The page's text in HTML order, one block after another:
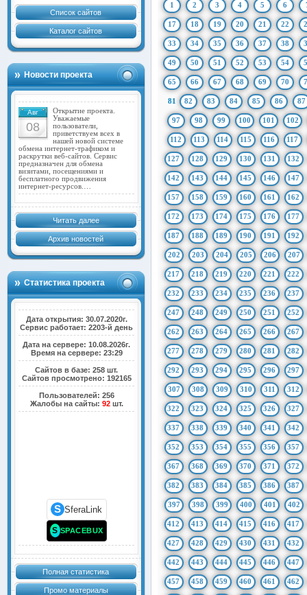
Список сайтов
Каталог сайтов
Новости проекта
Авг
08
Открытие проекта.
Уважаемые
пользователи,
приветствуем всех в
нашей новой системе
обмена интернет-трафиком и
раскрутки веб-сайтов. Сервис
предназначен для обмена
визитами, посещениями и
бесплатного продвижения
интернет-ресурсов.…
Читать далее
Архив новостей
Статистика проекта
Дата открытия: 30.07.2020г.
Сервис работает: 2203-й день
Дата на сервере: 10.08.2026г.
Время на сервере: 23:29
Сайтов в базе: 258 шт.
Сайтов просмотрено: 192165
Пользователей: 256
Жалобы на сайты: 92шт.
S SferaLink
S SPACEBUX
Полная статистика
Промо материалы
1 2 3 4 5 6
17 18 19 20 21 22
33 34 35 36 37 38
49 50 51 52 53 54
65 66 67 68 69 70
81 82 83 84 85 86 87
97 98 99 100 101 102
112 113 114 115 116 117
127 128 129 130 131 132
142 143 144 145 146 147
157 158 159 160 161 162
172 173 174 175 176 177
187 188 189 190 191 192
202 203 204 205 206 207
217 218 219 220 221 222
232 233 234 235 236 237
247 248 249 250 251 252
262 263 264 265 266 267
277 278 279 280 281 282
292 293 294 295 296 297
307 308 309 310 311 312
322 323 324 325 326 327
337 338 339 340 341 342
352 353 354 355 356 357
367 368 369 370 371 372
382 383 384 385 386 387
397 398 399 400 401 402
412 413 414 415 416 417
427 428 429 430 431 432
442 443 444 445 446 447
457 458 459 460 461 462